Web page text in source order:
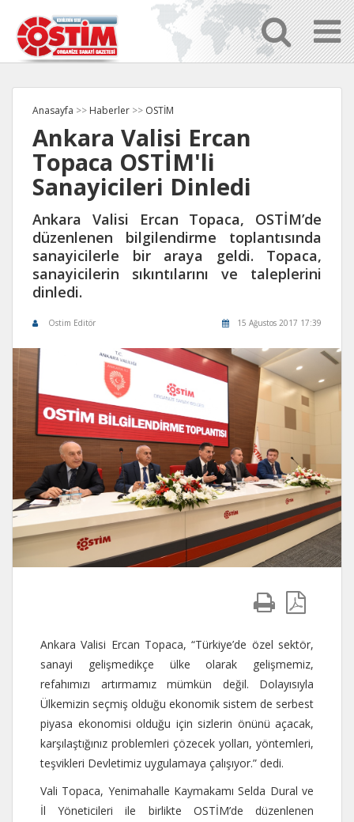
Anasayfa >> Haberler >> OSTİM
Ankara Valisi Ercan
Topaca OSTİM'li
Sanayicileri Dinledi
Ankara Valisi Ercan Topaca, OSTİM’de
düzenlenen bilgilendirme toplantısında
sanayicilerle bir araya geldi. Topaca,
sanayicilerin sıkıntılarını ve taleplerini
dinledi.
Ostim Editör 15 Ağustos 2017 17:39
Ankara Valisi Ercan Topaca, “Türkiye’de özel sektör,
sanayi gelişmedikçe ülke olarak gelişmemiz,
refahımızı artırmamız mümkün değil. Dolayısıyla
Ülkemizin seçmiş olduğu ekonomik sistem de serbest
piyasa ekonomisi olduğu için sizlerin önünü açacak,
karşılaştığınız problemleri çözecek yolları, yöntemleri,
teşvikleri Devletimiz uygulamaya çalışıyor.” dedi.
Vali Topaca, Yenimahalle Kaymakamı Selda Dural ve
İl Yöneticileri ile birlikte OSTİM’de düzenlenen